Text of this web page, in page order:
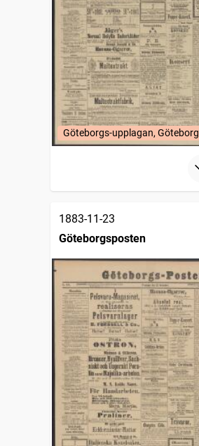
Göteborgs-upplagan, Göteborg
1883-11-23
Göteborgsposten